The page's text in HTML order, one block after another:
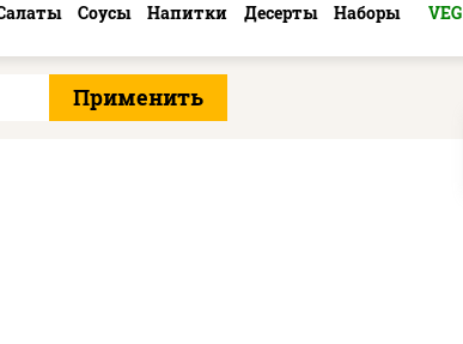
Соусы Напитки Десерты Наборы VEG